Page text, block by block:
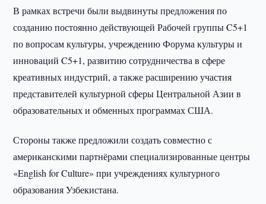
В рамках встречи были выдвинуты предложения по
созданию постоянно действующей Рабочей группы C5+1
по вопросам культуры, учреждению Форума культуры и
инноваций C5+1, развитию сотрудничества в сфере
креативных индустрий, а также расширению участия
представителей культурной сферы Центральной Азии в
образовательных и обменных программах США.
Стороны также предложили создать совместно с
американскими партнёрами специализированные центры
«English for Culture» при учреждениях культурного
образования Узбекистана.